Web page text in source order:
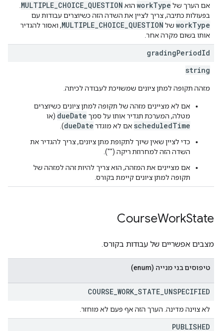
אם הערך של workType הוא MULTIPLE_CHOICE_QUESTION
בפעולות כתיבה, צריך לציין את השדה הזה כשיוצרים עבודות עם
workType של MULTIPLE_CHOICE_QUESTION, ואסור להגדיר
אותו בשום מקרה אחר.
gradingPeriodId
string
מזהה תקופה למתן ציונים שמשויכת לעבודה לכיתה.
אם לא מציינים מזהה של תקופה למתן ציונים כשיוצרים
מטלה, המערכת תגדיר אותו על סמך dueDate (או
scheduledTime אם לא מוגדר dueDate
).
כדי לציין שאין שיוך לתקופת מתן ציונים, צריך להגדיר את
השדה הזה למחרוזת ריקה ("").
אם מציינים את המזהה, הוא צריך להיות זהה למזהה של
תקופה למתן ציונים קיימת בקורס.
CourseWorkState
מצבים אפשריים של עבודות בקורס.
טיפוסים בני מנייה (enum)
COURSE WORK STATE UNSPECIFIED
לא צוינה מדינה. הערך הזה אף פעם לא מוחזר.
PUBLISHED